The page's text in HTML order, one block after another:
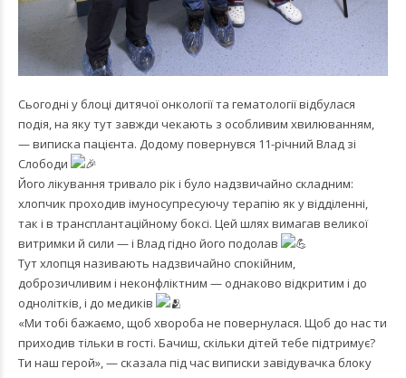
Сьогодні у блоці дитячої онкології та гематології відбулася
подія, на яку тут завжди чекають з особливим хвилюванням,
— виписка пацієнта. Додому повернувся 11-річний Влад зі
Слободи
Його лікування тривало рік і було надзвичайно складним:
хлопчик проходив імуносупресуючу терапію як у відділенні,
так і в трансплантаційному боксі. Цей шлях вимагав великої
витримки й сили — і Влад гідно його подолав
Тут хлопця називають надзвичайно спокійним,
доброзичливим і неконфліктним — однаково відкритим і до
однолітків, і до медиків
«Ми тобі бажаємо, щоб хвороба не повернулася. Щоб до нас ти
приходив тільки в гості. Бачиш, скільки дітей тебе підтримує?
Ти наш герой», — сказала під час виписки завідувачка блоку